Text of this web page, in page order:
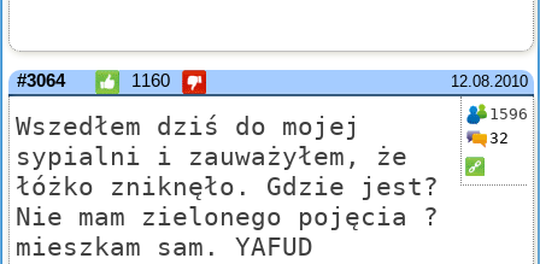
12.08.2010
#3064 1160
1596
32
Wszedłem dziś do mojej
sypialni i zauważyłem, że
łóżko zniknęło. Gdzie jest?
Nie mam zielonego pojęcia ?
mieszkam sam. YAFUD